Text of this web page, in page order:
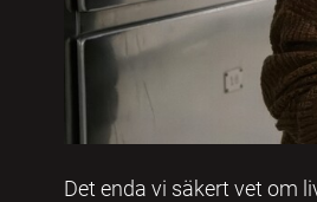
Det enda vi säkert vet om